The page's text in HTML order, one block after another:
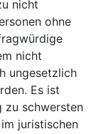
nicht
ohne
nicht
ungesetzlich
Es ist
zu schwersten
juristischen